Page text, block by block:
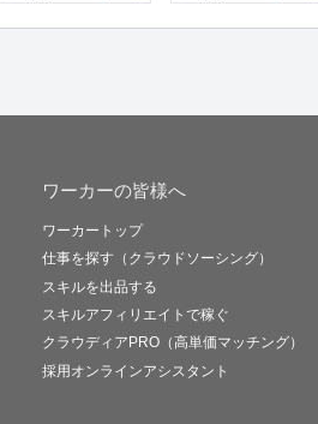
ワーカーの皆様へ
ワーカートップ
仕事を探す（クラウドソーシング）
スキルを出品する
スキルアフィリエイトで稼ぐ
クラウディアPRO（高単価マッチング）
採用オンラインアシスタント